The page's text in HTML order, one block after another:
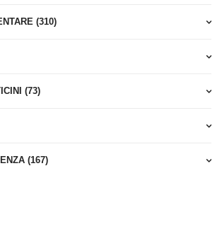
(310)
(73)
(167)
indicato
Di